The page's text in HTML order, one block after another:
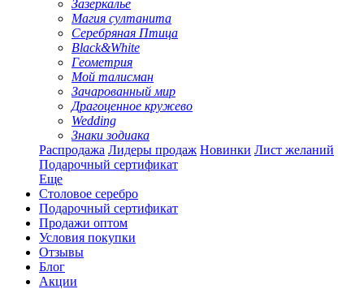
Зазеркалье
Магия султанита
Серебряная Птица
Black&White
Геометрия
Мой талисман
Зачарованный мир
Драгоценное кружево
Wedding
Знаки зодиака
Распродажа Лидеры продаж Новинки Лист желаний
Подарочный сертификат
Еще
Столовое серебро
Подарочный сертификат
Продажи оптом
Условия покупки
Отзывы
Блог
Акции